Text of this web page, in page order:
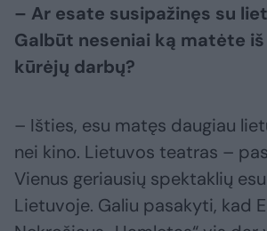
– Ar esate susipažinęs su
Galbūt neseniai ką matėte
kūrėjų darbų?
– Išties, esu matęs daugiau
nei kino. Lietuvos teatras –
Vienus geriausių spektaklių
Lietuvoje. Galiu pasakyti, kad